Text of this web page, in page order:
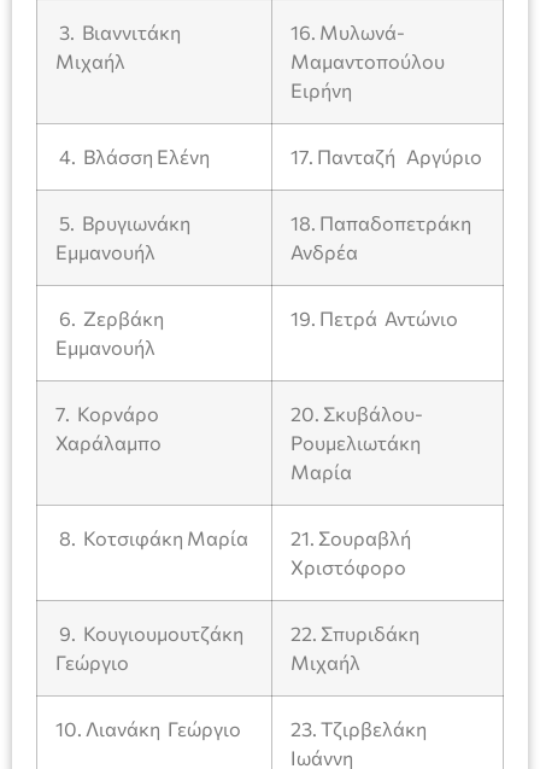
3. Βιαννιτάκη
Μιχαήλ
16. Μυλωνά-
Μαμαντοπούλου
Ειρήνη
4. Βλάσση Ελένη 17. Πανταζή Αργύριο
5. Βρυγιωνάκη
Εμμανουήλ
18. Παπαδοπετράκη
Ανδρέα
6. Ζερβάκη
Εμμανουήλ
19. Πετρά Αντώνιο
7. Κορνάρο
Χαράλαμπο
20. Σκυβάλου-
Ρουμελιωτάκη
Μαρία
8. Κοτσιφάκη Μαρία
21. Σουραβλή
Χριστόφορο
9. Κουγιουμουτζάκη
Γεώργιο
22. Σπυριδάκη
Μιχαήλ
10. Λιανάκη Γεώργιο
23. Τζιρβελάκη
Ιωάννη